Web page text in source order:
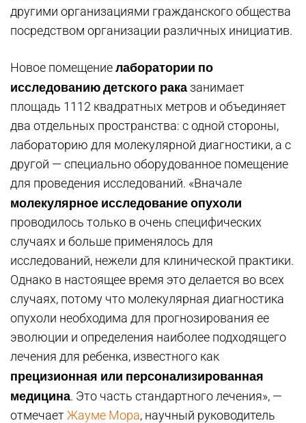
другими организациями гражданского общества
посредством организации различных инициатив.
Новое помещениелаборатории по
исследованию детского рака занимает
площадь 1112 квадратных метров и объединяет
два отдельных пространства: с одной стороны,
лабораторию для молекулярной диагностики, а с
другой — специально оборудованное помещение
для проведения исследований. «Вначале
молекулярное исследование опухоли
проводилось только в очень специфических
случаях и больше применялось для
исследований, нежели для клинической практики.
Однако в настоящее время это делается во всех
случаях, потому что молекулярная диагностика
опухоли необходима для прогнозирования ее
эволюции и определения наиболее подходящего
лечения для ребенка, известного как
прецизионная или персонализированная
медицина. Это часть стандартного лечения», —
отмечаетЖауме Мора, научный руководитель